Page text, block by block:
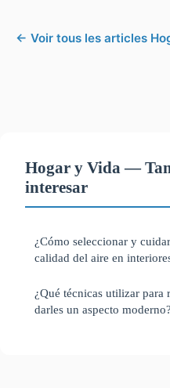
← Voir tous les articles
Hogar y Vida —
interesar
¿Cómo seleccionar y
calidad del aire en
¿Qué técnicas utilizar para
darles un aspecto moderno?